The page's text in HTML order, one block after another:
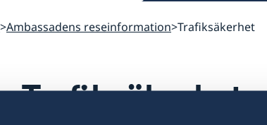
Ambassadens reseinformation Trafiksäkerhet
Trafiksäkerhet